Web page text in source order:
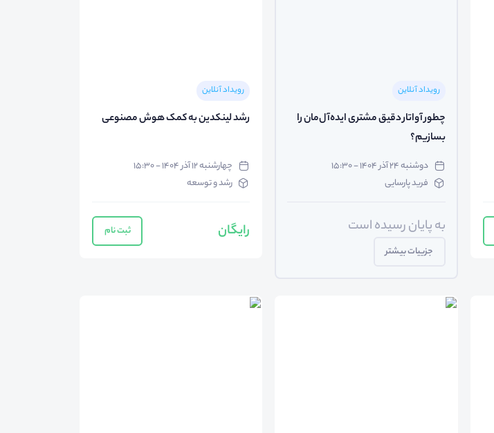
رویداد آنلاین
چطور آواتار دقیق مشتری ایده‌آل‌مان را
بسازیم؟
دوشنبه ۲۴ آذر ۱۴۰۴ - ۱۵:۳۰
فرید پارسایی
به پایان رسیده است
جزییات بیشتر
رویداد آنلاین
رشد لینکدین به کمک هوش مصنوعی
چهارشنبه ۱۲ آذر ۱۴۰۴ - ۱۵:۳۰
رشد و توسعه
رایگان ثبت نام